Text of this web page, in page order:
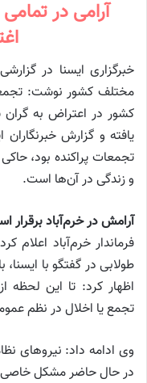
آرامی در
خبرگزاری ایسنا در
مختلف کشور نوشت:
کشور در اعتراض به گران
یافته و گزارش
تجمعات پراکنده بود،
و زندگی در آن‌ها است.
آرامش در خرم‌آباد برقرار
فرماندار خرم‌آباد اعلام
طولابی در گفتگو با
اظهار کرد: تا این لحظه
تجمع یا اخلال در نظم
وی ادامه داد: نیرو‌های
در حال حاضر مشکل خاصی